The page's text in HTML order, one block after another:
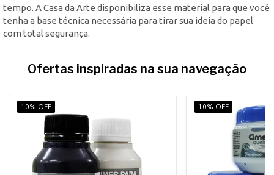
tempo. A Casa da Arte disponibiliza esse material para que você
tenha a base técnica necessária para tirar sua ideia do papel
com total segurança.
Ofertas inspiradas na sua navegação
10% OFF 10% OFF